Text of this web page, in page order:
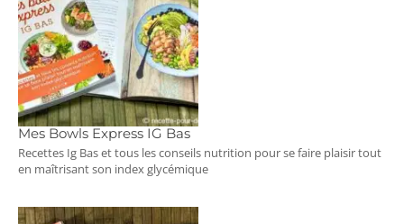
Mes Bowls Express IG Bas
Recettes Ig Bas et tous les conseils nutrition pour se faire plaisir tout
en maîtrisant son index glycémique